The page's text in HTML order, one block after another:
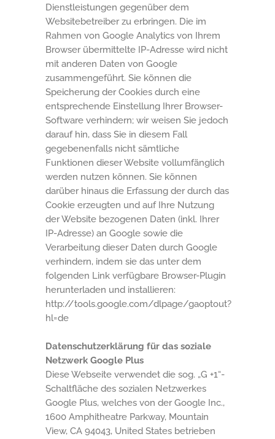
Dienstleistungen gegenüber dem
Websitebetreiber zu erbringen. Die im
Rahmen von Google Analytics von Ihrem
Browser übermittelte IP-Adresse wird nicht
mit anderen Daten von Google
zusammengeführt. Sie können die
Speicherung der Cookies durch eine
entsprechende Einstellung Ihrer Browser-
Software verhindern; wir weisen Sie jedoch
darauf hin, dass Sie in diesem Fall
gegebenenfalls nicht sämtliche
Funktionen dieser Website vollumfänglich
werden nutzen können. Sie können
darüber hinaus die Erfassung der durch das
Cookie erzeugten und auf Ihre Nutzung
der Website bezogenen Daten (inkl. Ihrer
IP-Adresse) an Google sowie die
Verarbeitung dieser Daten durch Google
verhindern, indem sie das unter dem
folgenden Link verfügbare Browser-Plugin
herunterladen und installieren:
http://tools.google.com/dlpage/gaoptout?
hl=de
Datenschutzerklärung für das soziale
Netzwerk Google Plus
Diese Webseite verwendet die sog. „G +1“-
Schaltfläche des sozialen Netzwerkes
Google Plus, welches von der Google Inc.,
1600 Amphitheatre Parkway, Mountain
View, CA 94043, United States betrieben